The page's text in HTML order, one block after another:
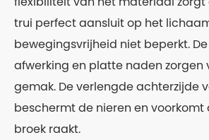
trui perfect aansluit op het
bewegingsvrijheid niet beperkt.
afwerking en platte naden zorgen
gemak. De verlengde achterzijde
beschermt de nieren en
broek raakt.